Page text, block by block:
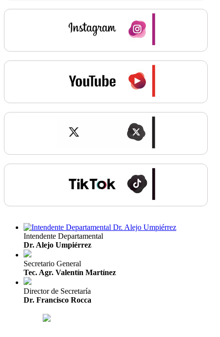
Intendente Departamental
Dr. Alejo Umpiérrez
Secretario General
Tec. Agr. Valentín Martínez
Director de Secretaría
Dr. Francisco Rocca